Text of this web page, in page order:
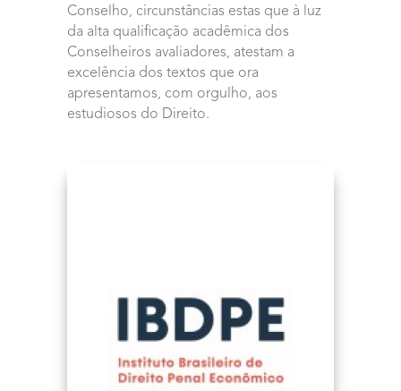
Conselho, circunstâncias estas que à luz
da alta qualificação acadêmica dos
Conselheiros avaliadores, atestam a
excelência dos textos que ora
apresentamos, com orgulho, aos
estudiosos do Direito.